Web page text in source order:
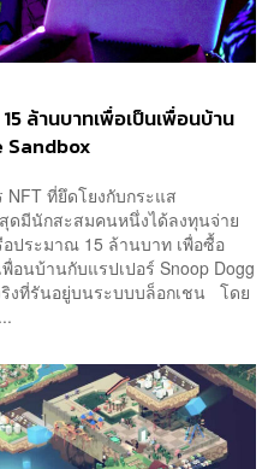
ล้านบาทเพื่อเป็นเพื่อนบ้าน
Sandbox
ที่ยึดโยงกับกระแส
ดมีนักสะสมคนหนึ่งได้ลงทุนจ่าย
ประมาณ 15 ล้านบาท เพื่อซื้อ
อนบ้านกับแรปเปอร์ Snoop Dogg
ริงที่รันอยู่บนระบบบล็อกเชน โดย